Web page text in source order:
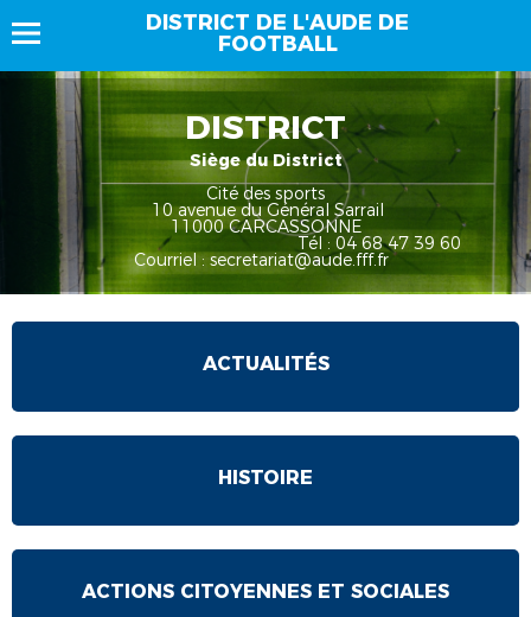
DISTRICT DE L'AUDE DE
FOOTBALL
DISTRICT
Siège du District
Cité des sports
10 avenue du Général Sarrail
11000 CARCASSONNE
Tél : 04 68 47 39 60
Courriel : secretariat@aude.fff.fr
ACTUALITÉS
HISTOIRE
ACTIONS CITOYENNES ET SOCIALES